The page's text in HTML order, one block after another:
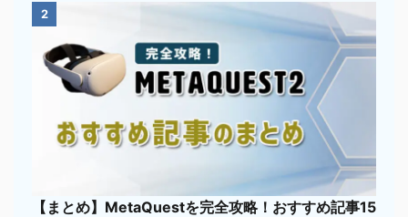
2
【まとめ】MetaQuestを完全攻略！おすすめ記事15